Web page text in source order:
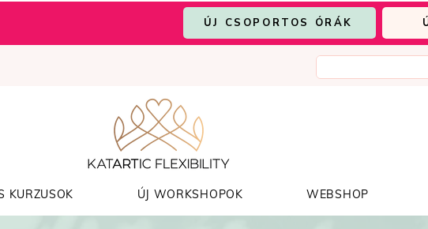
ÚJ CSOPORTOS ÓRÁK
KURZUSOK ÚJ WORKSHOPOK WEBSHOP